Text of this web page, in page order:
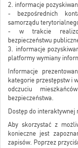
2. informacje
- bezpośrednich
samorządu
- w trakcie
bezpieczeństwu
3. informacje
platformy wymiany
Informacje
kategorie przestępstw i
odczuciu
bezpieczeństwa.
Dostęp do interaktywnej
Aby skorzystać z
konieczne jest
zapisów. Poprzez